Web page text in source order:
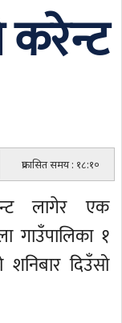
प्रकासित समय : १८:१०
लागेर एक
गाउँपालिका १
शनिबार दिउँसो